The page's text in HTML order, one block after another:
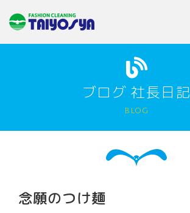
ブログ 社長日記
blog
念願のつけ麺